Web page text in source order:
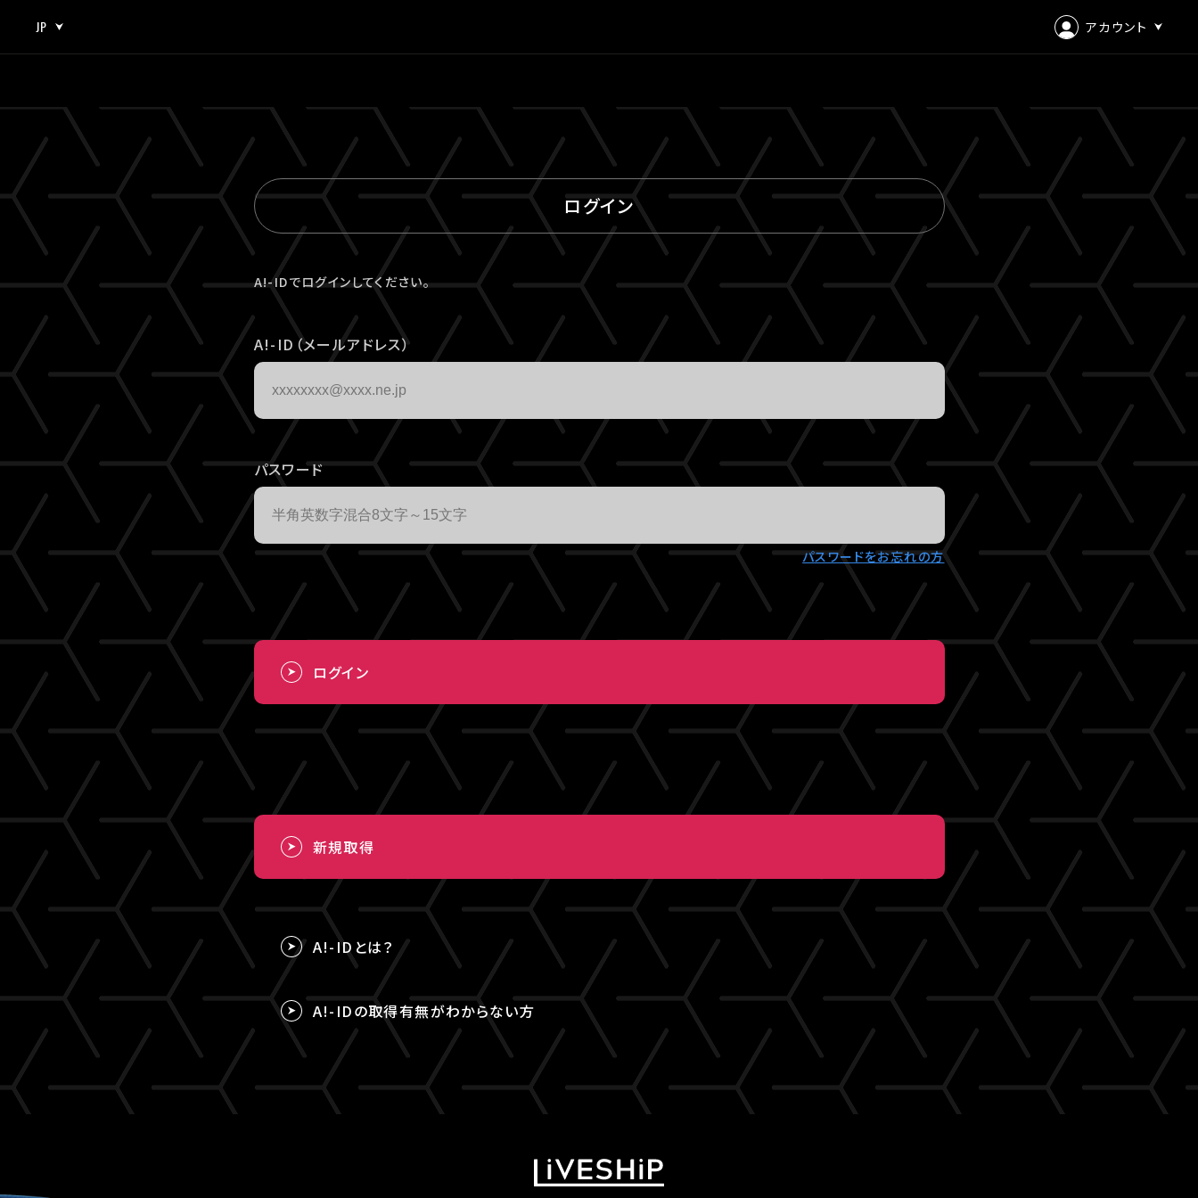
JP アカウント
EN
会員登録
ログイン
A!-IDでログインしてください。
A!-ID（メールアドレス）
パスワード
パスワードをお忘れの方
ログイン
新規取得
A!-IDとは？
A!-IDの取得有無がわからない方